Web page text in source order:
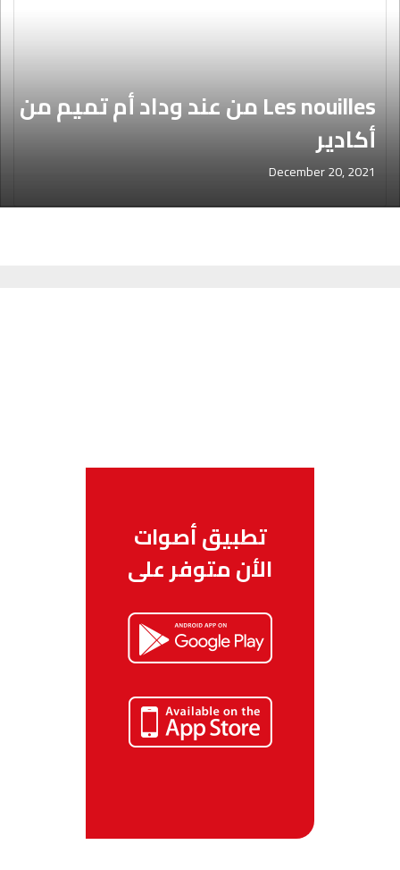
Les nouilles من عند وداد أم تميم من
أكادير
December 20, 2021
تطبيق أصوات
الأن متوفر على